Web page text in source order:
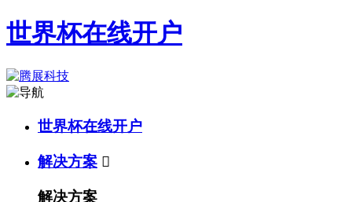
世界杯在线开户
世界杯在线开户
解决方案 
解决方案